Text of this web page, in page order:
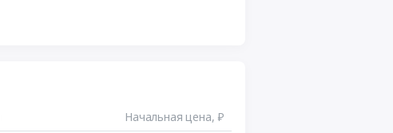
Начальная цена, ₽